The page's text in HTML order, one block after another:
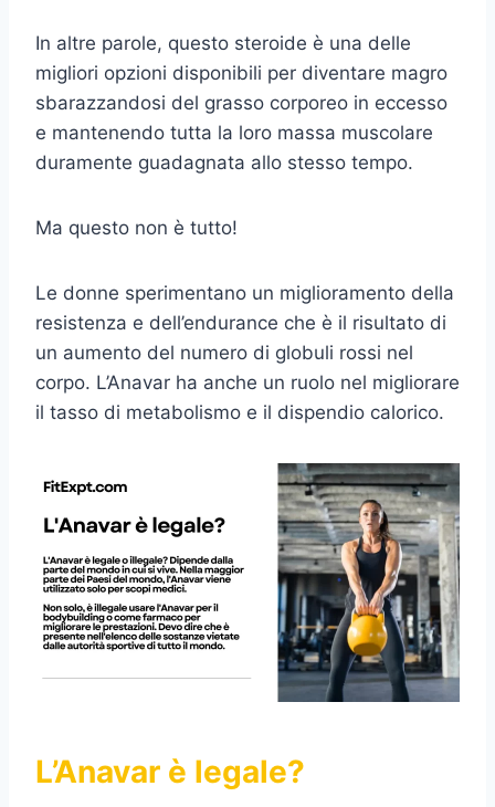
In altre parole, questo steroide è una delle
migliori opzioni disponibili per diventare magro
sbarazzandosi del grasso corporeo in eccesso
e mantenendo tutta la loro massa muscolare
duramente guadagnata allo stesso tempo.
Ma questo non è tutto!
Le donne sperimentano un miglioramento della
resistenza e dell’endurance che è il risultato di
un aumento del numero di globuli rossi nel
corpo. L’Anavar ha anche un ruolo nel migliorare
il tasso di metabolismo e il dispendio calorico.
L’Anavar è legale?